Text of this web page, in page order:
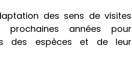
des sens de visites
prochaines années pour
des espèces et de leur